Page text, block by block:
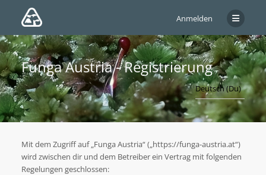
Anmelden
Funga Austria - Registrierung
Mit dem Zugriff auf „Funga Austria“ („https://funga-austria.at“)
wird zwischen dir und dem Betreiber ein Vertrag mit folgenden
Regelungen geschlossen: